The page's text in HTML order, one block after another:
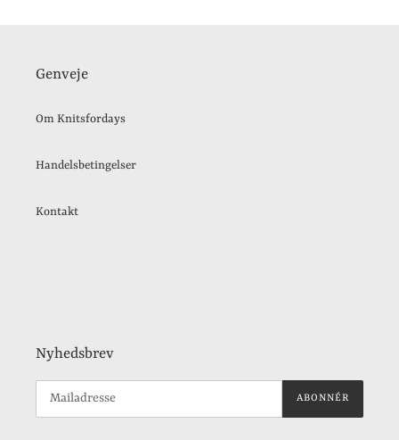
Genveje
Om Knitsfordays
Handelsbetingelser
Kontakt
Nyhedsbrev
ABONNÉR